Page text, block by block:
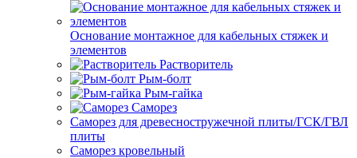
Основание монтажное для кабельных стяжек и
элементов
Растворитель
Рым-болт
Рым-гайка
Саморез
Саморез для древесностружечной плиты/ГСК/ГВЛ
плиты
Саморез кровельный